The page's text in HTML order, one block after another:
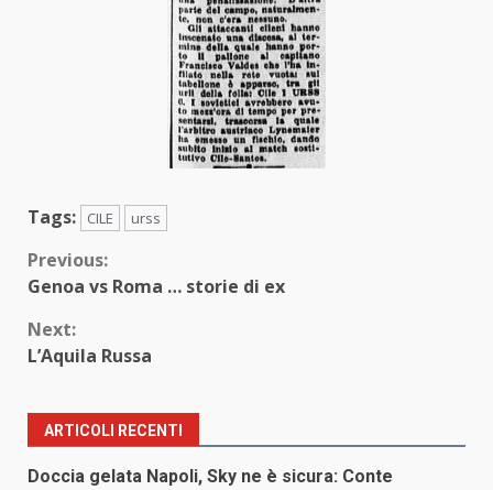
Tags: CILE urss
Continue
Previous:
Genoa vs Roma … storie di ex
Next:
L’Aquila Russa
ARTICOLI RECENTI
Doccia gelata Napoli, Sky ne è sicura: Conte